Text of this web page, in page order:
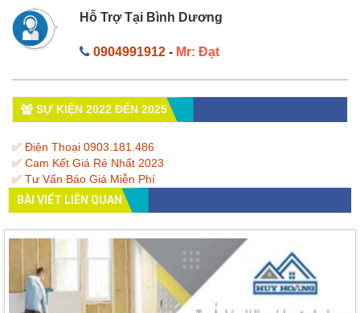
Hỗ Trợ Tại Bình Dương
0904991912- Mr: Đạt
SỰ KIỆN 2022 ĐẾN 2025
✅ Điện Thoại 0903.181.486
✅ Cam Kết Giá Rẻ Nhất 2023
✅ Tư Vấn Báo Giá Miễn Phí
BÀI VIẾT LIÊN QUAN